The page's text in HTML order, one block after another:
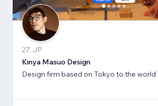
27, JP
Kinya Masuo Design
Design firm based on Tokyo to the world